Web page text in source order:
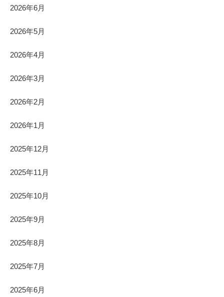
2026年6月
2026年5月
2026年4月
2026年3月
2026年2月
2026年1月
2025年12月
2025年11月
2025年10月
2025年9月
2025年8月
2025年7月
2025年6月